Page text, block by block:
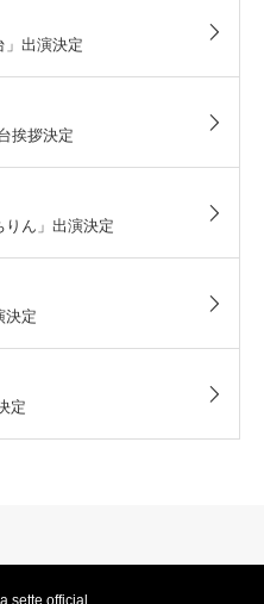
出演決定
挨拶決定
ん」出演決定
定
定
La sette official